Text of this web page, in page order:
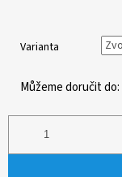
Varianta
Můžeme doručit do: